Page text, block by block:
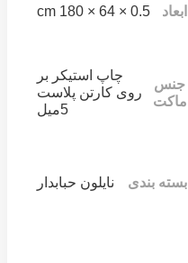
ابعاد 0.5 × 64 × 180 cm
جنس
ماکت
چاپ استیکر بر
روی کارتن پلاست
5میل
بسته بندی نایلون حبابدار